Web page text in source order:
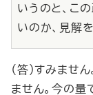
いうのと、こ
いのか、見解
（答）すみませ
ません。今の量